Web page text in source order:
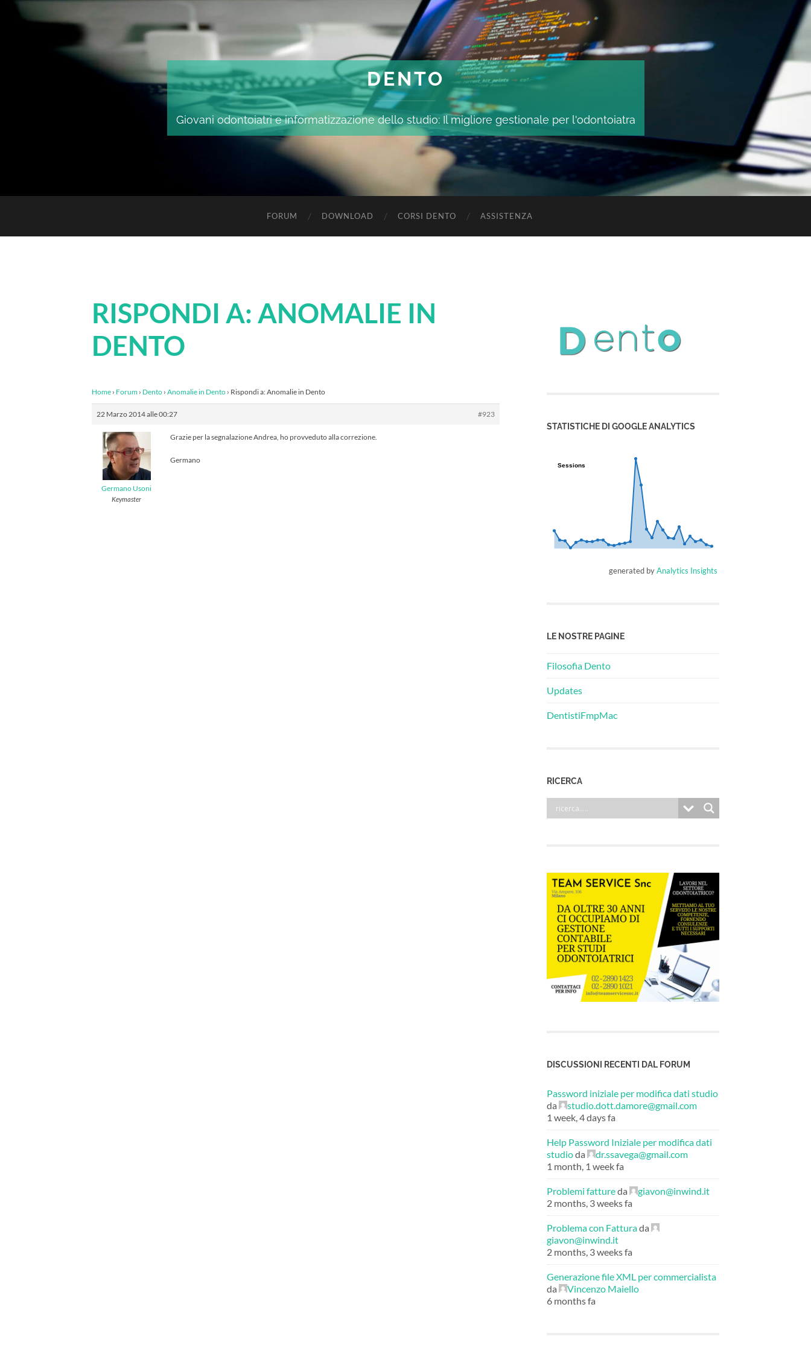
DENTO
Giovani odontoiatri e informatizzazione dello studio: Il migliore gestionale per l'odontoiatra
FORUM DOWNLOAD CORSI DENTO ASSISTENZA
RISPONDI A: ANOMALIE IN
DENTO
Home › Forum › Dento › Anomalie in Dento › Rispondi a: Anomalie in Dento
22 Marzo 2014 alle 00:27 #923
Germano Usoni
Keymaster
Grazie per la segnalazione Andrea, ho provveduto alla correzione.
Germano
STATISTICHE DI GOOGLE ANALYTICS
Sessions
Sessions
generated byAnalytics Insights
LE NOSTRE PAGINE
Filosofia Dento
Updates
DentistiFmpMac
RICERCA
DISCUSSIONI RECENTI DAL FORUM
Password iniziale per modifica dati studio
da
studio.dott.damore@gmail.com
1 week, 4 days fa
Help Password Iniziale per modifica dati
studioda
dr.ssavega@gmail.com
1 month, 1 week fa
Problemi fattureda
giavon@inwind.it
2 months, 3 weeks fa
Problema con Fatturada
giavon@inwind.it
2 months, 3 weeks fa
Generazione file XML per commercialista
da
Vincenzo Maiello
6 months fa